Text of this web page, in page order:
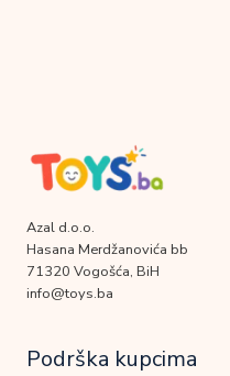
Azal d.o.o.
Hasana Merdžanovića bb
71320 Vogošća, BiH
info@toys.ba
Podrška kupcima